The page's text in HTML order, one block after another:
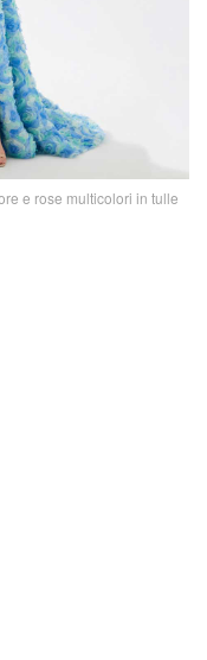
e rose multicolori in tulle